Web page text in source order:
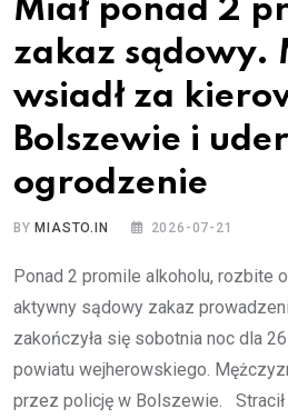
Miał ponad 2
zakaz sądowy.
wsiadł za
Bolszewie i
ogrodzenie
BYMIASTO.IN 2026-07-21
Ponad 2 promile alkoholu, rozbite
aktywny sądowy zakaz
zakończyła się sobotnia noc dla
powiatu wejherowskiego.
przez policję w Bolszewie. Stracił